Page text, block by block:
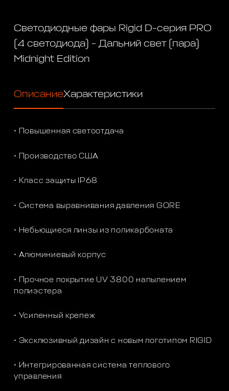
Светодиодные фары Rigid D-серия PRO
(4 светодиода) - Дальний свет (пара)
Midnight Edition
ОписаниеХарактеристики
• Повышенная светоотдача
• Производство США
• Класс защиты IP68
• Система выравнивания давления GORE
• Небьющиеся линзы из поликарбоната
• Алюминиевый корпус
• Прочное покрытие UV 3800 напылением
полиэстера
• Усиленный крепеж
• Эксклюзивный дизайн с новым логотипом RIGID
• Интегрированная система теплового
управления